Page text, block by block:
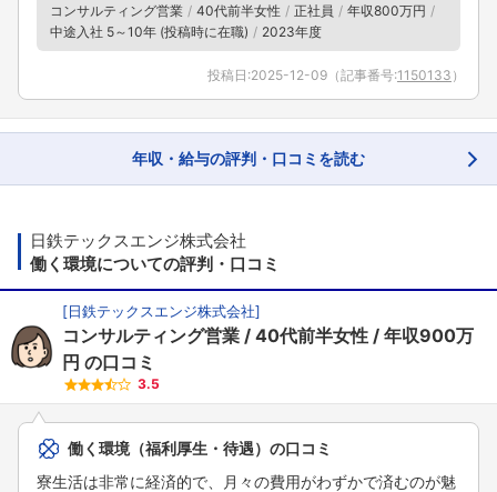
コンサルティング営業 40代前半女性 正社員
年収800万円
中途入社 5～10年 (投稿時に在職)
2023年度
投稿日:2025-12-09 （記事番号:1150133 ）
年収・給与の評判・口コミを読む
日鉄テックスエンジ株式会社
働く環境についての評判・口コミ
[日鉄テックスエンジ株式会社]
コンサルティング営業 40代前半女性
年収900万
円 の口コミ
3.5
働く環境（福利厚生・待遇）の口コミ
寮生活は非常に経済的で、月々の費用がわずかで済むのが魅